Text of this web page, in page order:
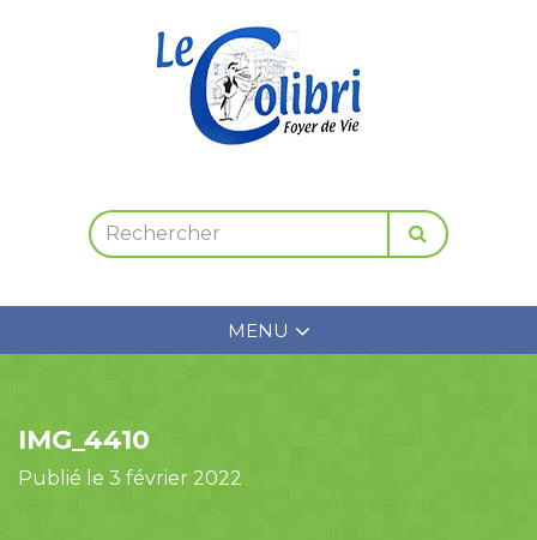
MENU
IMG_4410
Publié le 3 février 2022